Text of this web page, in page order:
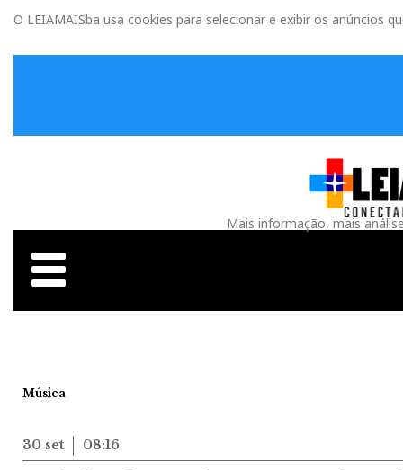
O LEIAMAISba usa cookies para selecionar e exibir os anúncios
Mais informação, mais
Música
30 set 08:16